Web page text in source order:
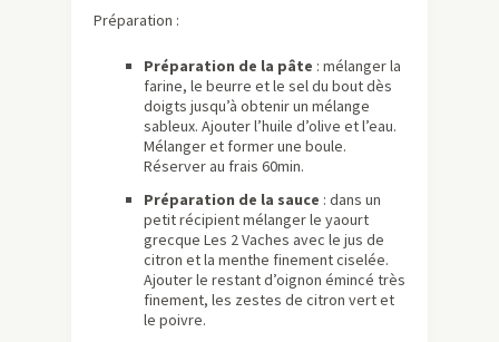
Préparation :
Préparation de la pâte : mélanger la
farine, le beurre et le sel du bout dès
doigts jusqu’à obtenir un mélange
sableux. Ajouter l’huile d’olive et l’eau.
Mélanger et former une boule.
Réserver au frais 60min.
Préparation de la sauce : dans un
petit récipient mélanger le yaourt
grecque Les 2 Vaches avec le jus de
citron et la menthe finement ciselée.
Ajouter le restant d’oignon émincé très
finement, les zestes de citron vert et
le poivre.